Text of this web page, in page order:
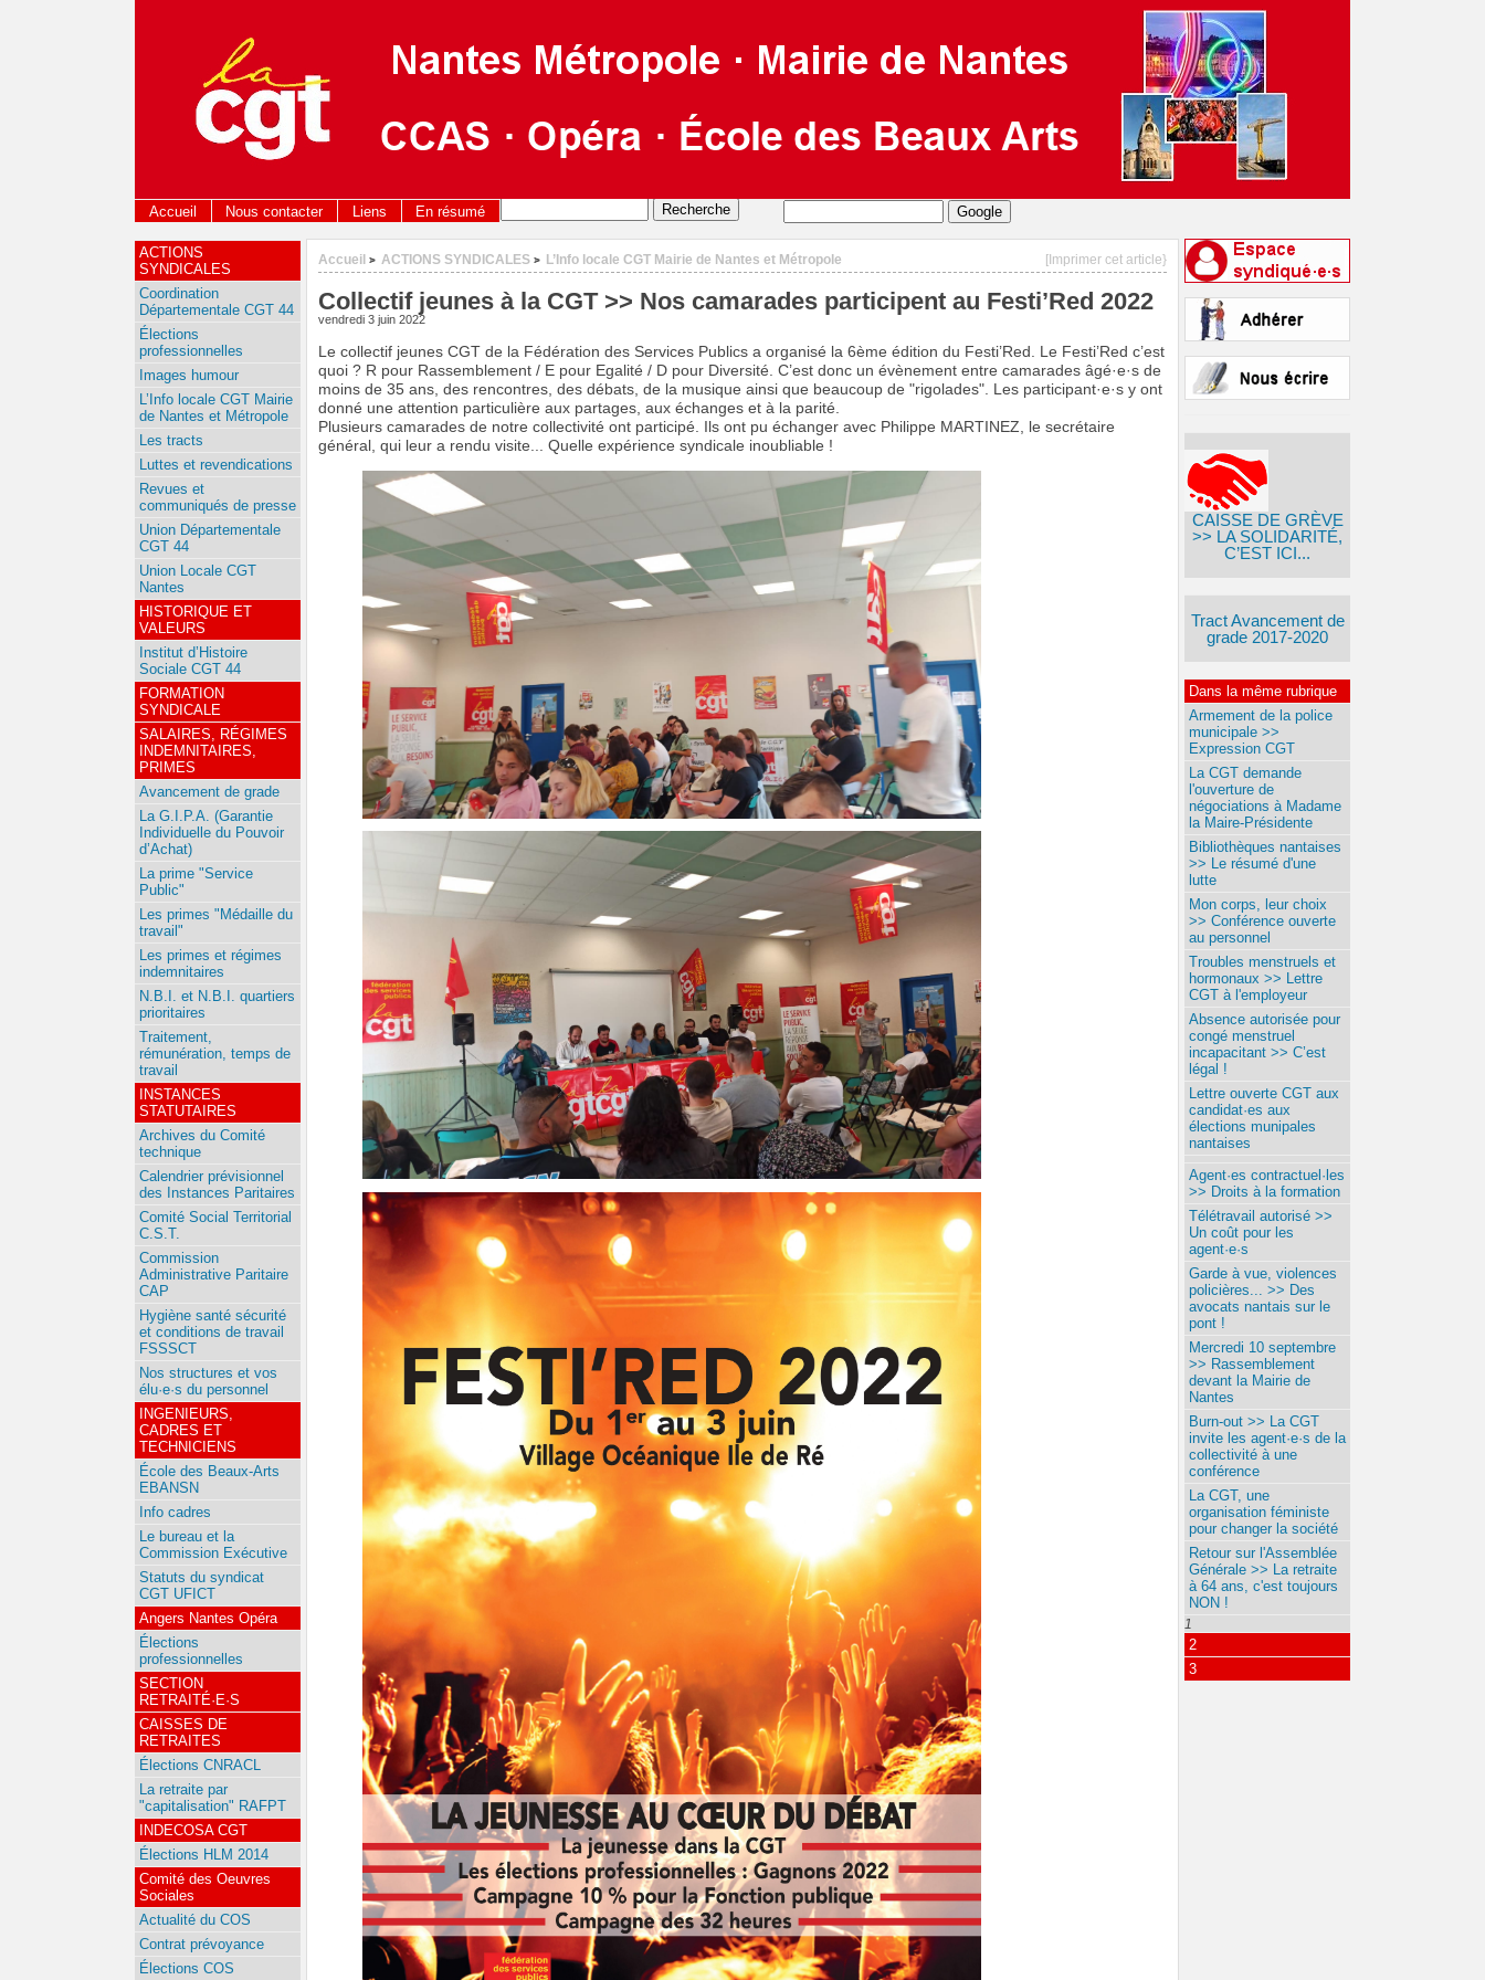
Accueil Nous contacter Liens En résumé
[Imprimer cet article}
Accueil > ACTIONS SYNDICALES > L’Info locale CGT Mairie de Nantes et Métropole
Collectif jeunes à la CGT >> Nos camarades participent au Festi’Red 2022
vendredi 3 juin 2022
Le collectif jeunes CGT de la Fédération des Services Publics a organisé la 6ème édition du Festi’Red. Le Festi’Red c’est
quoi ? R pour Rassemblement / E pour Egalité / D pour Diversité. C’est donc un évènement entre camarades âgé·e·s de
moins de 35 ans, des rencontres, des débats, de la musique ainsi que beaucoup de "rigolades". Les participant·e·s y ont
donné une attention particulière aux partages, aux échanges et à la parité.
Plusieurs camarades de notre collectivité ont participé. Ils ont pu échanger avec Philippe MARTINEZ, le secrétaire
général, qui leur a rendu visite... Quelle expérience syndicale inoubliable !
CAISSE DE GRÈVE
>> LA SOLIDARITÉ,
C’EST ICI...
Tract Avancement de
grade 2017-2020
Dans la même rubrique
Armement de la police
municipale >>
Expression CGT
La CGT demande
l'ouverture de
négociations à Madame
la Maire-Présidente
Bibliothèques nantaises
>> Le résumé d'une
lutte
Mon corps, leur choix
>> Conférence ouverte
au personnel
Troubles menstruels et
hormonaux >> Lettre
CGT à l'employeur
Absence autorisée pour
congé menstruel
incapacitant >> C’est
légal !
Lettre ouverte CGT aux
candidat·es aux
élections munipales
nantaises
Agent·es contractuel·les
>> Droits à la formation
Télétravail autorisé >>
Un coût pour les
agent·e·s
Garde à vue, violences
policières... >> Des
avocats nantais sur le
pont !
Mercredi 10 septembre
>> Rassemblement
devant la Mairie de
Nantes
Burn-out >> La CGT
invite les agent·e·s de la
collectivité à une
conférence
La CGT, une
organisation féministe
pour changer la société
Retour sur l'Assemblée
Générale >> La retraite
à 64 ans, c'est toujours
NON !
1
2
3
ACTIONS
SYNDICALES
Coordination
Départementale CGT 44
Élections
professionnelles
Images humour
L’Info locale CGT Mairie
de Nantes et Métropole
Les tracts
Luttes et revendications
Revues et
communiqués de presse
Union Départementale
CGT 44
Union Locale CGT
Nantes
HISTORIQUE ET
VALEURS
Institut d’Histoire
Sociale CGT 44
FORMATION
SYNDICALE
SALAIRES, RÉGIMES
INDEMNITAIRES,
PRIMES
Avancement de grade
La G.I.P.A. (Garantie
Individuelle du Pouvoir
d’Achat)
La prime "Service
Public"
Les primes "Médaille du
travail"
Les primes et régimes
indemnitaires
N.B.I. et N.B.I. quartiers
prioritaires
Traitement,
rémunération, temps de
travail
INSTANCES
STATUTAIRES
Archives du Comité
technique
Calendrier prévisionnel
des Instances Paritaires
Comité Social Territorial
C.S.T.
Commission
Administrative Paritaire
CAP
Hygiène santé sécurité
et conditions de travail
FSSSCT
Nos structures et vos
élu·e·s du personnel
INGENIEURS,
CADRES ET
TECHNICIENS
École des Beaux-Arts
EBANSN
Info cadres
Le bureau et la
Commission Exécutive
Statuts du syndicat
CGT UFICT
Angers Nantes Opéra
Élections
professionnelles
SECTION
RETRAITÉ·E·S
CAISSES DE
RETRAITES
Élections CNRACL
La retraite par
"capitalisation" RAFPT
INDECOSA CGT
Élections HLM 2014
Comité des Oeuvres
Sociales
Actualité du COS
Contrat prévoyance
Élections COS